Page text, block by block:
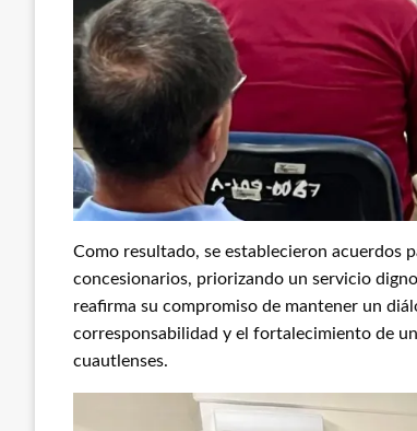
Como resultado, se establecieron acuerdos
concesionarios, priorizando un servicio
reafirma su compromiso de mantener un
corresponsabilidad y el fortalecimiento de
cuautlenses.